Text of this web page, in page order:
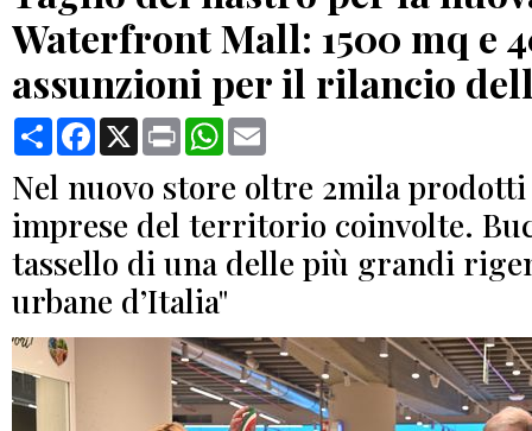
Waterfront Mall: 1500 mq e
assunzioni per il rilancio
CondividiFacebook
X Print WhatsApp
Nel nuovo store oltre 2mila
imprese del territorio coinvolte.
tassello di una delle più grandi
urbane d’Italia"